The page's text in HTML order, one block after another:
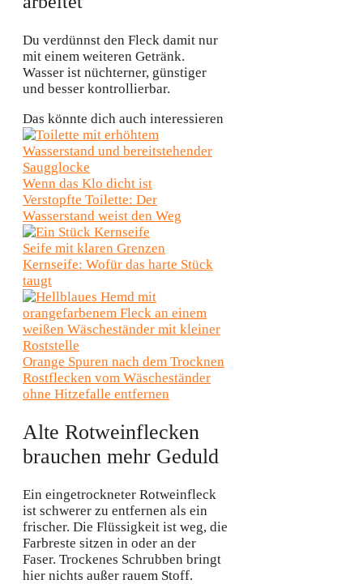
Du verdünnst den Fleck damit nur
mit einem weiteren Getränk.
Wasser ist nüchterner, günstiger
und besser kontrollierbar.
Das könnte dich auch interessieren
Wenn das Klo dicht ist
Verstopfte Toilette: Der
Wasserstand weist den Weg
Seife mit klaren Grenzen
Kernseife: Wofür das harte Stück
taugt
Orange Spuren nach dem Trocknen
Rostflecken vom Wäscheständer
ohne Hitzefalle entfernen
Alte Rotweinflecken
brauchen mehr Geduld
Ein eingetrockneter Rotweinfleck
ist schwerer zu entfernen als ein
frischer. Die Flüssigkeit ist weg, die
Farbreste sitzen in oder an der
Faser. Trockenes Schrubben bringt
hier nichts außer rauem Stoff.